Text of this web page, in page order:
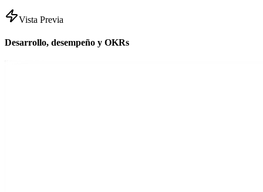
Vista Previa
Desarrollo, desempeño y OKRs